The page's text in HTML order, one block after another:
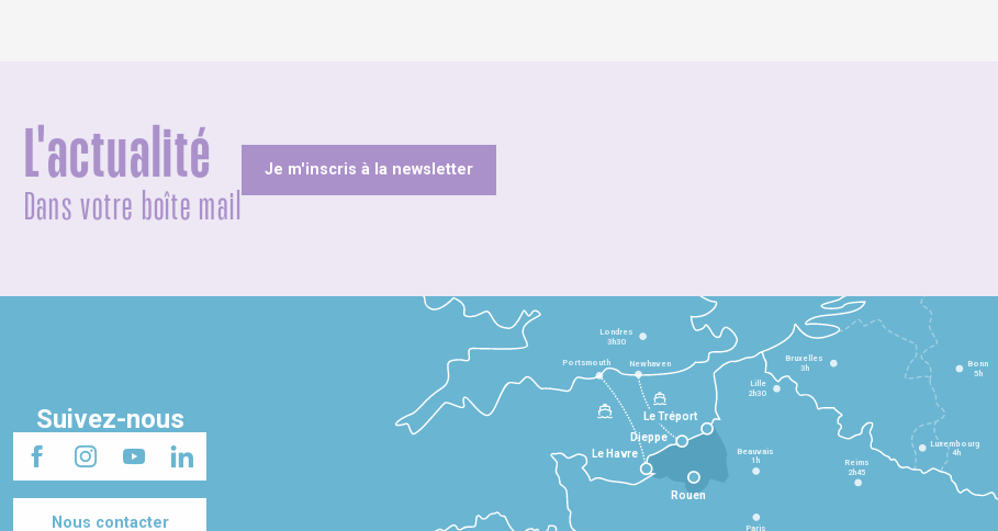
L'actualité
Dans votre boîte mail
Je m'inscris à la newsletter
Suivez-nous
Nous contacter
Le Havre
Dieppe
Le Tréport
Paris
Beauvais
1h Reims
2h45
Lille
2h30
Bruxelles
3h
Londres
3h30
Newhaven
Portsmouth Bonn
5h
Luxembourg
4h
Rouen